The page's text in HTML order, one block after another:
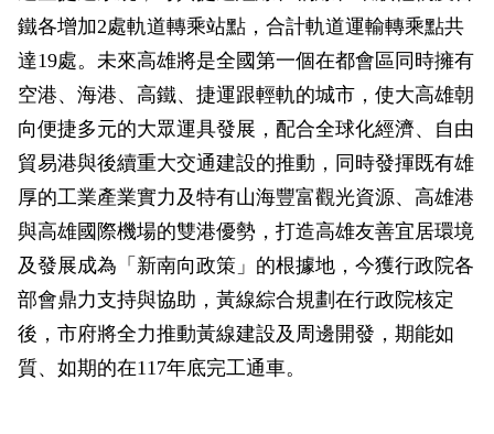
鐵各增加2處軌道轉乘站點，合計軌道運輸轉乘點共
達19處。未來高雄將是全國第一個在都會區同時擁有
空港、海港、高鐵、捷運跟輕軌的城市，使大高雄朝
向便捷多元的大眾運具發展，配合全球化經濟、自由
貿易港與後續重大交通建設的推動，同時發揮既有雄
厚的工業產業實力及特有山海豐富觀光資源、高雄港
與高雄國際機場的雙港優勢，打造高雄友善宜居環境
及發展成為「新南向政策」的根據地，今獲行政院各
部會鼎力支持與協助，黃線綜合規劃在行政院核定
後，市府將全力推動黃線建設及周邊開發，期能如
質、如期的在117年底完工通車。